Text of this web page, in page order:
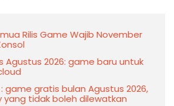
Rilis Game Wajib November
Agustus 2026: game baru untuk
game gratis bulan Agustus 2026,
yang tidak boleh dilewatkan